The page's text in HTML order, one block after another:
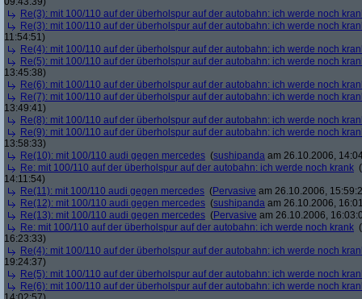
Re(3): mit 100/110 auf der überholspur auf der autobahn: ich werde noch
Re(3): mit 100/110 auf der überholspur auf der autobahn: ich werde noch
11:54:51)
Re(4): mit 100/110 auf der überholspur auf der autobahn: ich werde noch
Re(5): mit 100/110 auf der überholspur auf der autobahn: ich werde noch
13:45:38)
Re(6): mit 100/110 auf der überholspur auf der autobahn: ich werde noch
Re(7): mit 100/110 auf der überholspur auf der autobahn: ich werde noch
13:49:41)
Re(8): mit 100/110 auf der überholspur auf der autobahn: ich werde noch
Re(9): mit 100/110 auf der überholspur auf der autobahn: ich werde noch
13:58:33)
Re(10): mit 100/110 audi gegen mercedes (sushipanda am 26.10.2006,
Re: mit 100/110 auf der überholspur auf der autobahn: ich werde noch krank (
14:11:54)
Re(11): mit 100/110 audi gegen mercedes (Pervasive am 26.10.2006,
Re(12): mit 100/110 audi gegen mercedes (sushipanda am 26.10.2006,
Re(13): mit 100/110 audi gegen mercedes (Pervasive am 26.10.2006,
Re: mit 100/110 auf der überholspur auf der autobahn: ich werde noch krank (
16:23:33)
Re(4): mit 100/110 auf der überholspur auf der autobahn: ich werde noch
19:24:37)
Re(5): mit 100/110 auf der überholspur auf der autobahn: ich werde noch
Re(6): mit 100/110 auf der überholspur auf der autobahn: ich werde noch